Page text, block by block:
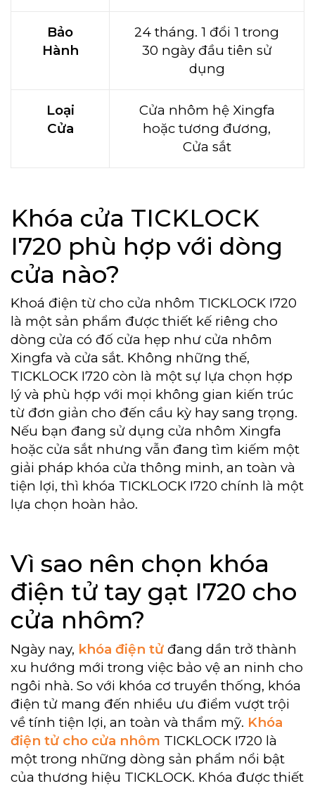
Bảo
Hành
24 tháng. 1 đổi 1 trong
30 ngày đầu tiên sử
dụng
Loại
Cửa
Cửa nhôm hệ Xingfa
hoặc tương đương,
Cửa sắt
Khóa cửa TICKLOCK
I720 phù hợp với dòng
cửa nào?
Khoá điện từ cho cửa nhôm TICKLOCK I720
là một sản phẩm được thiết kế riêng cho
dòng cửa có đố cửa hẹp như cửa nhôm
Xingfa và cửa sắt. Không những thế,
TICKLOCK I720 còn là một sự lựa chọn hợp
lý và phù hợp với mọi không gian kiến trúc
từ đơn giản cho đến cầu kỳ hay sang trọng.
Nếu bạn đang sử dụng cửa nhôm Xingfa
hoặc cửa sắt nhưng vẫn đang tìm kiếm một
giải pháp khóa cửa thông minh, an toàn và
tiện lợi, thì khóa TICKLOCK I720 chính là một
lựa chọn hoàn hảo.
Vì sao nên chọn khóa
điện tử tay gạt I720 cho
cửa nhôm?
Ngày nay, khóa điện tử đang dần trở thành
xu hướng mới trong việc bảo vệ an ninh cho
ngôi nhà. So với khóa cơ truyền thống, khóa
điện tử mang đến nhiều ưu điểm vượt trội
về tính tiện lợi, an toàn và thẩm mỹ. Khóa
điện tử cho cửa nhôm TICKLOCK I720 là
một trong những dòng sản phẩm nổi bật
của thương hiệu TICKLOCK. Khóa được thiết